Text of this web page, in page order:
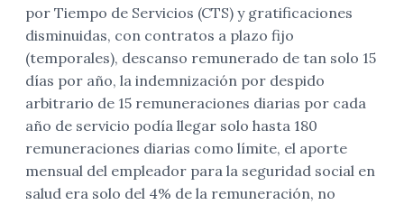
por Tiempo de Servicios (CTS) y gratificaciones
disminuidas, con contratos a plazo fijo
(temporales), descanso remunerado de tan solo 15
días por año, la indemnización por despido
arbitrario de 15 remuneraciones diarias por cada
año de servicio podía llegar solo hasta 180
remuneraciones diarias como límite, el aporte
mensual del empleador para la seguridad social en
salud era solo del 4% de la remuneración, no